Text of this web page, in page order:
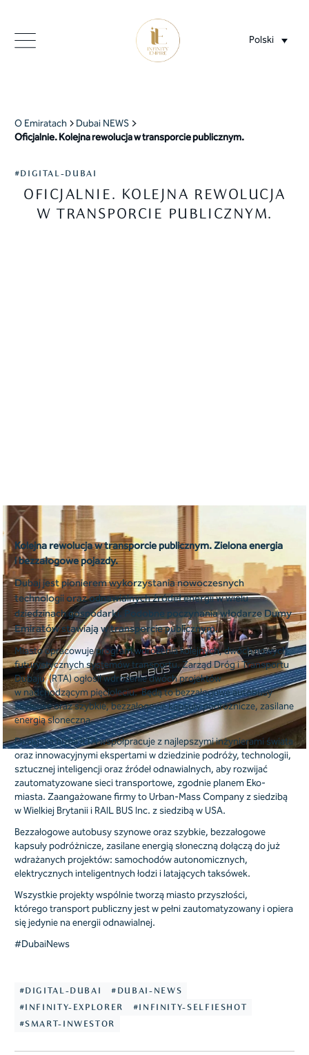
Polski
O Emiratach
Dubai NEWS
Oficjalnie. Kolejna rewolucja w transporcie publicznym.
#DIGITAL-DUBAI
OFICJALNIE. KOLEJNA REWOLUCJA
W TRANSPORCIE PUBLICZNYM.
Kolejna rewolucja w transporcie publicznym. Zielona energia
i bezzałogowe pojazdy.
Dubaj jest pionierem wykorzystania nowoczesnych
technologii oraz odnawialnych źródeł energii w wielu
dziedzinach gospodarki. Podobne poczynania włodarze Dumy
Emiratów stawiają w transporcie publicznym.
Miasto opracowuje program wdrożenia kolejnych, dwóch nowych,
futurystycznych systemów transportu. Zarząd Dróg i Transportu
Dubaju (RTA) ogłosił wdrożenie dwóch projektów
w nadchodzącym pięcioleciu. Będą to bezzałogowe autobusy
szynowe oraz szybkie, bezzałogowe kapsuły podróżnicze, zasilane
energią słoneczną.
Dubajska firma RTA współpracuje z najlepszymi inżynierami świata
oraz innowacyjnymi ekspertami w dziedzinie podróży, technologii,
sztucznej inteligencji oraz źródeł odnawialnych, aby rozwijać
zautomatyzowane sieci transportowe, zgodnie planem Eko-
miasta. Zaangażowane firmy to Urban-Mass Company z siedzibą
w Wielkiej Brytanii i RAIL BUS Inc. z siedzibą w USA.
Bezzałogowe autobusy szynowe oraz szybkie, bezzałogowe
kapsuły podróżnicze, zasilane energią słoneczną dołączą do już
wdrażanych projektów: samochodów autonomicznych,
elektrycznych inteligentnych łodzi i latających taksówek.
Wszystkie projekty wspólnie tworzą miasto przyszłości,
którego transport publiczny jest w pełni zautomatyzowany i opiera
się jedynie na energii odnawialnej.
#DubaiNews
#DIGITAL-DUBAI
#DUBAI-NEWS
#INFINITY-EXPLORER
#INFINITY-SELFIESHOT
#SMART-INWESTOR